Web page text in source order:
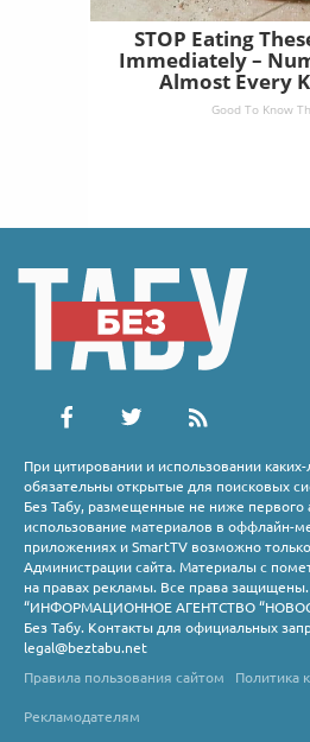
STOP Eating
Immediately –
Almost Every
Good To Know
При цитировании и использовании
обязательны открытые для поисковых
Без Табу, размещенные не ниже первого
использование материалов в оффлайн-
приложениях и SmartTV возможно
Администрации сайта. Материалы с
на правах рекламы. Все права
“ИНФОРМАЦИОННОЕ АГЕНТСТВО
Без Табу. Контакты для официальных
legal@beztabu.net
Правила пользования сайтом
Политика
Рекламодателям